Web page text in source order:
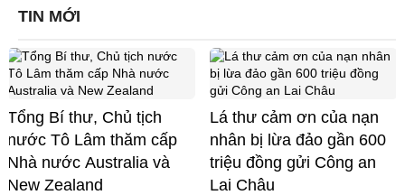
TIN MỚI
Tổng Bí thư, Chủ tịch
nước Tô Lâm thăm cấp
Nhà nước Australia và
New Zealand
Lá thư cảm ơn của nạn
nhân bị lừa đảo gần 600
triệu đồng gửi Công an
Lai Châu